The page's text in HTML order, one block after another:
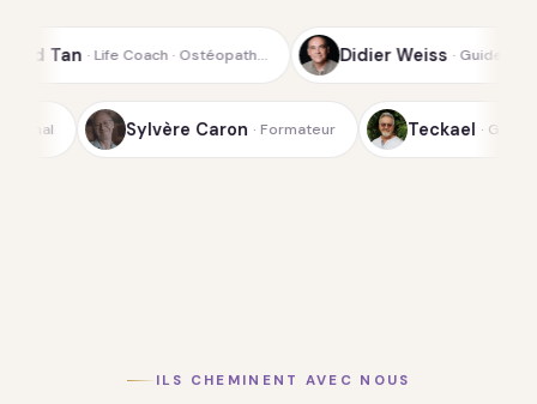
· Ostéopath… Didier Weiss · Guide spirituel de la…
· Médium-canal Sylvère Caron · Formateur
ILS CHEMINENT AVEC NOUS